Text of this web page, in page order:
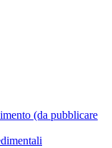
(da pubblicare